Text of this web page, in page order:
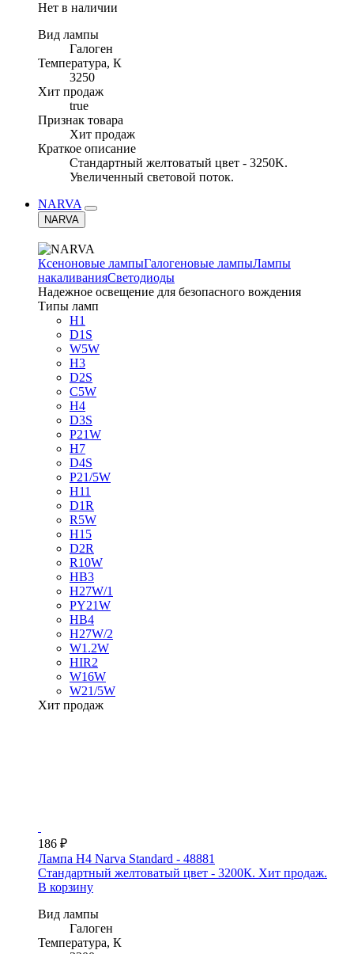
Нет в наличии
Вид лампы
Галоген
Температура, К
3250
Хит продаж
true
Признак товара
Хит продаж
Краткое описание
Стандартный желтоватый цвет - 3250K.
Увеличенный световой поток.
NARVA
NARVA
Ксеноновые лампыГалогеновые лампыЛампы
накаливанияСветодиоды
Надежное освещение для безопасного вождения
Типы ламп
H1
D1S
W5W
H3
D2S
C5W
H4
D3S
P21W
H7
D4S
P21/5W
H11
D1R
R5W
H15
D2R
R10W
HB3
H27W/1
PY21W
HB4
H27W/2
W1.2W
HIR2
W16W
W21/5W
Хит продаж
186 ₽
Лампа H4 Narva Standard - 48881
Стандартный желтоватый цвет - 3200К. Хит продаж.
В корзину
Вид лампы
Галоген
Температура, К